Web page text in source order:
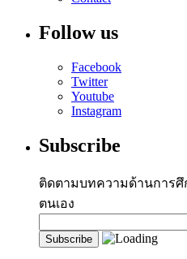
Follow us
Facebook
Twitter
Youtube
Instagram
Subscribe
ติดตามบทความด้านการ
ตนเอง